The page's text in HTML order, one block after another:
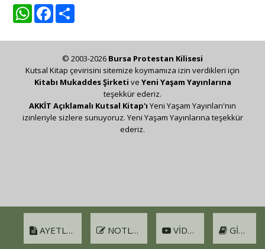
WhatsAppFacebook
AYETLER NOTLAR VIDEO GIRIŞ
© 2003-2026 Bursa Protestan Kilisesi
Kutsal Kitap çevirisini sitemize koymamıza izin verdikleri için
Kitabı Mukaddes Şirketi ve Yeni Yaşam Yayınlarına
teşekkür ederiz.
AKKİT Açıklamalı Kutsal Kitap'ı Yeni Yaşam Yayınları'nın
izinleriyle sizlere sunuyoruz. Yeni Yaşam Yayınlarına teşekkür
ederiz.